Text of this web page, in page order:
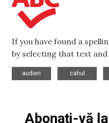
If you have found a
by selecting that text
audieri
cahul
Abonați-vă